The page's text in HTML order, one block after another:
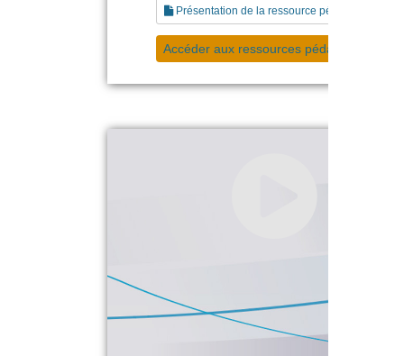
Présentation de la ressource pédagogique
Accéder aux ressources pédagogiques